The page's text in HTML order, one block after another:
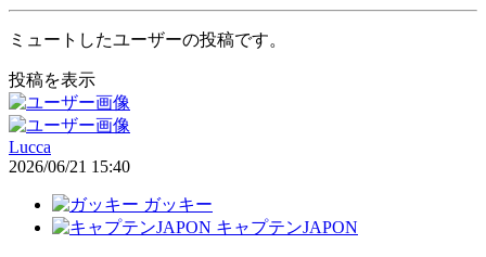
ミュートしたユーザーの投稿です。
投稿を表示
Lucca
2026/06/21 15:40
ガッキー
キャプテンJAPON